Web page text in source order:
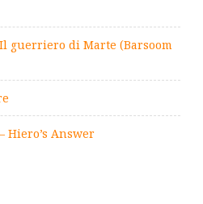
guerriero di Marte (Barsoom
Hiero’s Answer